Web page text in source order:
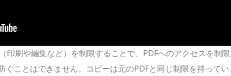
印刷や編集など）を制限することで、PDFへのアクセスを制限
ぐことはできません。コピーは元のPDFと同じ制限を持って